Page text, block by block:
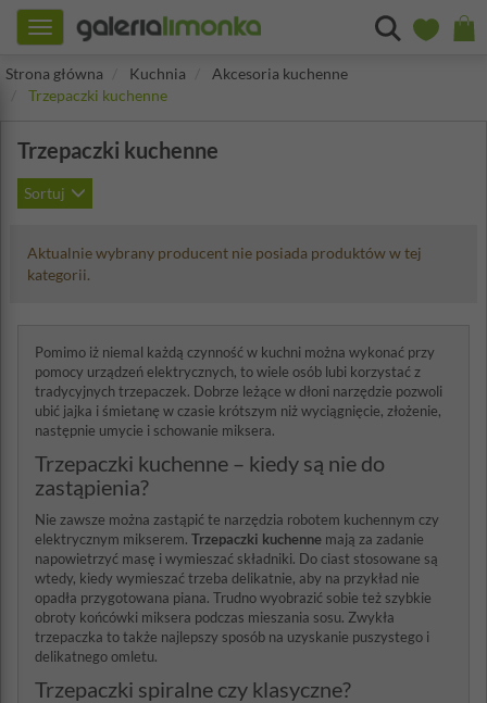
Toggle
navigation
Strona główna
Kuchnia
Akcesoria kuchenne
Trzepaczki kuchenne
Trzepaczki kuchenne
Sortuj
Aktualnie wybrany producent nie posiada produktów w tej
kategorii.
Pomimo iż niemal każdą czynność w kuchni można wykonać przy
pomocy urządzeń elektrycznych, to wiele osób lubi korzystać z
tradycyjnych trzepaczek. Dobrze leżące w dłoni narzędzie pozwoli
ubić jajka i śmietanę w czasie krótszym niż wyciągnięcie, złożenie,
następnie umycie i schowanie miksera.
Trzepaczki kuchenne – kiedy są nie do
zastąpienia?
Nie zawsze można zastąpić te narzędzia robotem kuchennym czy
elektrycznym mikserem. Trzepaczki kuchenne mają za zadanie
napowietrzyć masę i wymieszać składniki. Do ciast stosowane są
wtedy, kiedy wymieszać trzeba delikatnie, aby na przykład nie
opadła przygotowana piana. Trudno wyobrazić sobie też szybkie
obroty końcówki miksera podczas mieszania sosu. Zwykła
trzepaczka to także najlepszy sposób na uzyskanie puszystego i
delikatnego omletu.
Trzepaczki spiralne czy klasyczne?